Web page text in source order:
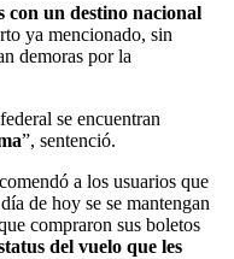
con un destino nacional
ya mencionado, sin
demoras por la
se encuentran
”, sentenció.
a los usuarios que
de hoy se se mantengan
compraron sus boletos
del vuelo que les